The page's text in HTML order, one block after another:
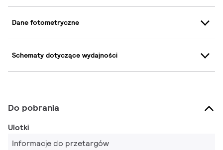
Dane fotometryczne
Schematy dotyczące wydajności
Do pobrania
Ulotki
Informacje do przetargów